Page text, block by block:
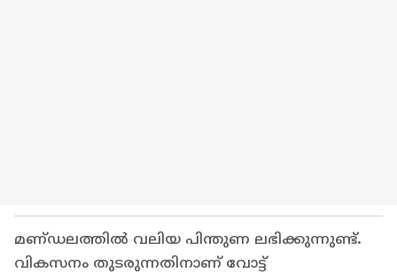
മണ്‌ഡലത്തിൽ വലിയ പിന്തുണ ലഭിക്കുന്നുണ്ട്.
വികസനം തുടരുന്നതിനാണ് വോട്ട്